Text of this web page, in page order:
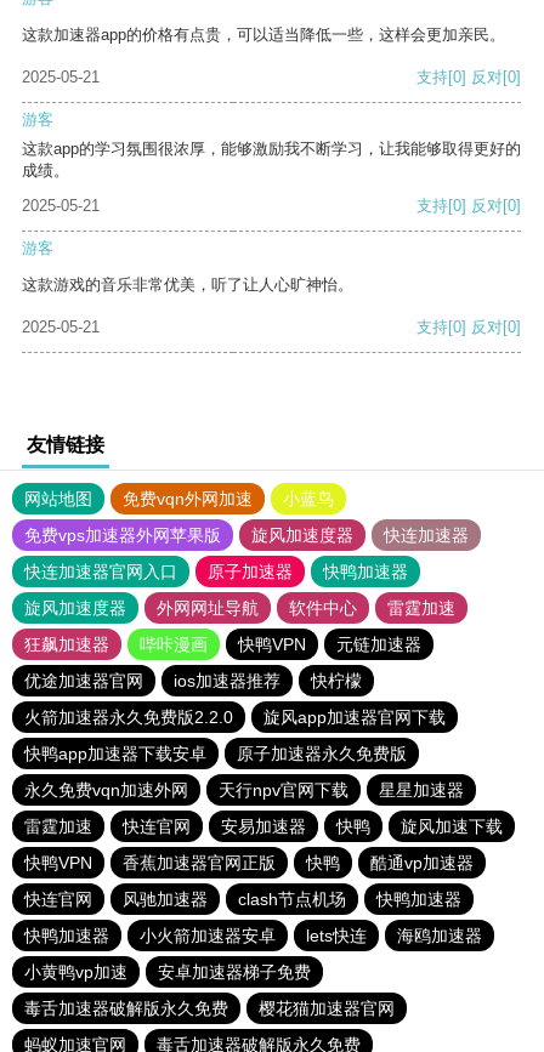
这款加速器app的价格有点贵，可以适当降低一些，这样会更加亲民。
2025-05-21 支持[0] 反对[0]
游客
这款app的学习氛围很浓厚，能够激励我不断学习，让我能够取得更好的
成绩。
2025-05-21
支持[0] 反对[0]
游客
这款游戏的音乐非常优美，听了让人心旷神怡。
2025-05-21 支持[0] 反对[0]
友情链接
网站地图 免费vqn外网加速
小蓝鸟
免费vps加速器外网苹果版
旋风加速度器
快连加速器
快连加速器官网入口
原子加速器
快鸭加速器
旋风加速度器
外网网址导航 软件中心
雷霆加速
狂飙加速器
哔咔漫画 快鸭VPN
元链加速器
优途加速器官网
ios加速器推荐
快柠檬
火箭加速器永久免费版2.2.0
旋风app加速器官网下载
快鸭app加速器下载安卓
原子加速器永久免费版
永久免费vqn加速外网
天行npv官网下载
星星加速器
雷霆加速
快连官网 安易加速器 快鸭
旋风加速下载
快鸭VPN
香蕉加速器官网正版 快鸭
酷通vp加速器
快连官网
风驰加速器 clash节点机场
快鸭加速器
快鸭加速器
小火箭加速器安卓 lets快连
海鸥加速器
小黄鸭vp加速
安卓加速器梯子免费
毒舌加速器破解版永久免费
樱花猫加速器官网
蚂蚁加速官网
毒舌加速器破解版永久免费